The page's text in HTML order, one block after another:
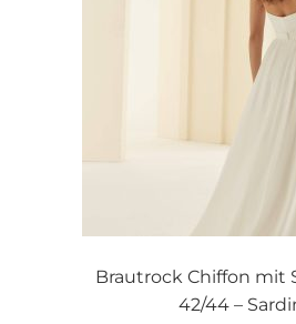
Brautrock Chiffon mit
42/44 –